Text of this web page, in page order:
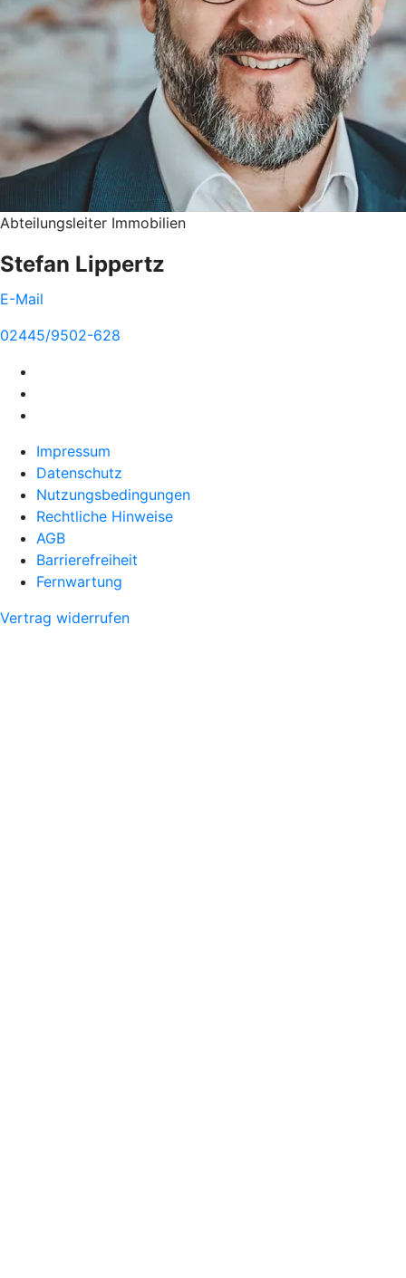
Abteilungsleiter Immobilien
Stefan Lippertz
E-Mail
02445/9502-628
Impressum
Datenschutz
Nutzungsbedingungen
Rechtliche Hinweise
AGB
Barrierefreiheit
Fernwartung
Vertrag widerrufen